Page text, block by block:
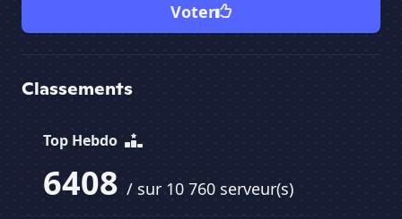
Voter
Classements
Top Hebdo
6408 / sur 10 760 serveur(s)